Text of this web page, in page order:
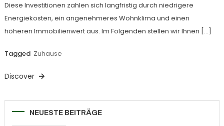
Diese Investitionen zahlen sich langfristig durch niedrigere
Energiekosten, ein angenehmeres Wohnklima und einen
höheren Immobilienwert aus. Im Folgenden stellen wir Ihnen […]
Tagged Zuhause
Discover
NEUESTE BEITRÄGE